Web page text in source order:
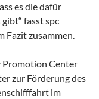
es die dafür
fasst spc
Fazit zusammen.
Promotion Center
zur Förderung des
im